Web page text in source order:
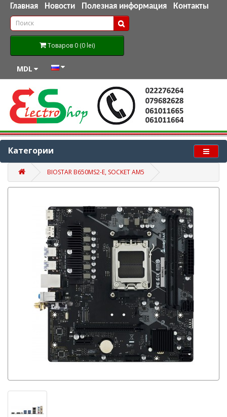
Главная Новости Полезная информация Контакты
Товаров 0 (0 lei)
MDL
Категории
BIOSTAR B650MS2-E, SOCKET AM5